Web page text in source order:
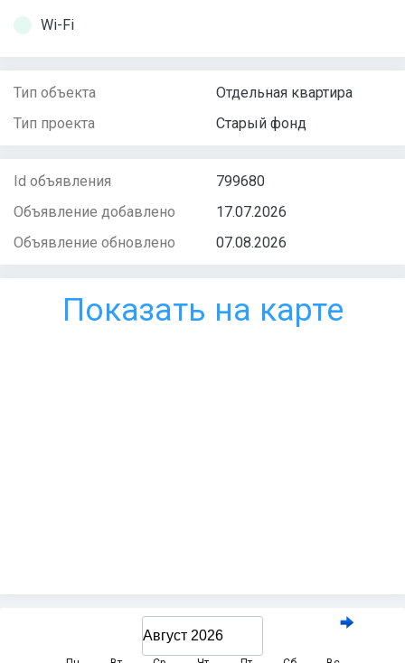
Wi-Fi
Тип объекта
Отдельная квартира
Тип проекта
Старый фонд
Id объявления
799680
Объявление добавлено
17.07.2026
Объявление обновлено
07.08.2026
Показать на карте